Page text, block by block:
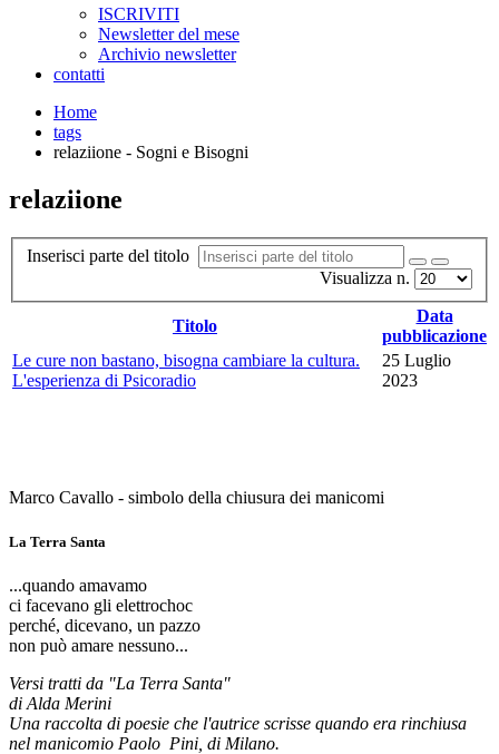
ISCRIVITI
Newsletter del mese
Archivio newsletter
contatti
Home
tags
relaziione - Sogni e Bisogni
relaziione
Inserisci parte del titolo
Visualizza n.
Titolo
Data
pubblicazione
Le cure non bastano, bisogna cambiare la cultura.
L'esperienza di Psicoradio
25 Luglio
2023
Marco Cavallo - simbolo della chiusura dei manicomi
La Terra Santa
...quando amavamo
ci facevano gli elettrochoc
perché, dicevano, un pazzo
non può amare nessuno...
Versi tratti da "La Terra Santa"
di Alda Merini
Una raccolta di poesie che l'autrice scrisse quando era rinchiusa
nel manicomio Paolo Pini, di Milano.